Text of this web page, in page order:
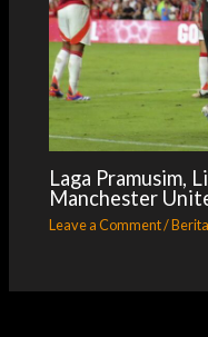
Laga Pramusim,
Manchester
Leave a Comment/